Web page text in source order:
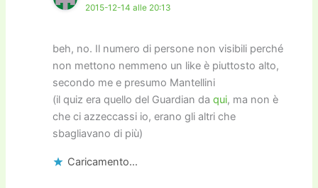
2015-12-14 alle 20:13
beh, no. Il numero di persone non visibili perché
non mettono nemmeno un like è piuttosto alto,
secondo me e presumo Mantellini
(il quiz era quello del Guardian da qui, ma non è
che ci azzeccassi io, erano gli altri che
sbagliavano di più)
Caricamento...